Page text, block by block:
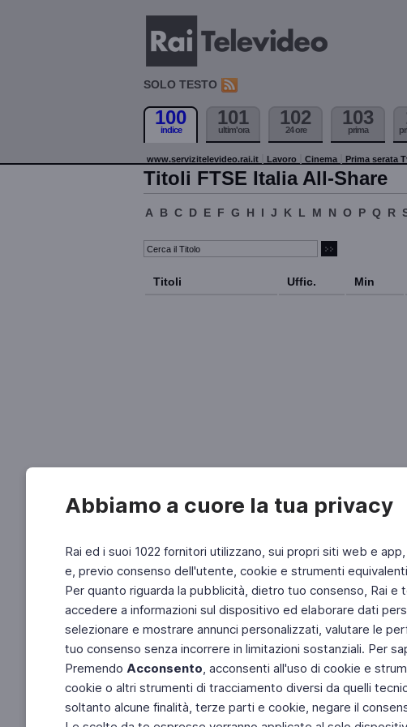
Abbiamo a cuore la tua privacy
Rai ed i suoi 1022 fornitori utilizzano, sui propri siti web e
e, previo consenso dell'utente, cookie e strumenti
Per quanto riguarda la pubblicità, dietro tuo consenso, Rai
accedere a informazioni sul dispositivo ed elaborare dati
selezionare e mostrare annunci personalizzati, valutare le
tuo consenso senza incorrere in limitazioni sostanziali. Per
Premendo Acconsento, acconsenti all'uso di cookie e
cookie o altri strumenti di tracciamento diversi da quelli
soltanto alcune finalità, terze parti e cookie, negare il
SOLO TESTO
100
indice
101
ultim'ora
102
24 ore
103
prima
www.servizitelevideo.rai.it Lavoro Cinema Prima serata
Titoli FTSE Italia All-Share
A B C D E F G H I J K L M N O P Q R
Titoli Uffic. Min
Fai